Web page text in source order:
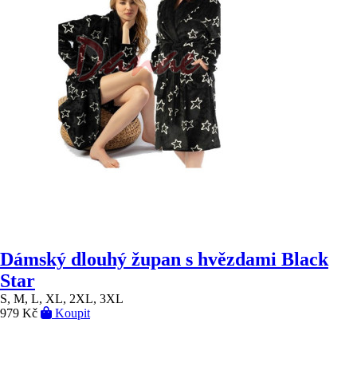
Dámský dlouhý župan s hvězdami Black
Star
S, M, L, XL, 2XL, 3XL
979 Kč
Koupit